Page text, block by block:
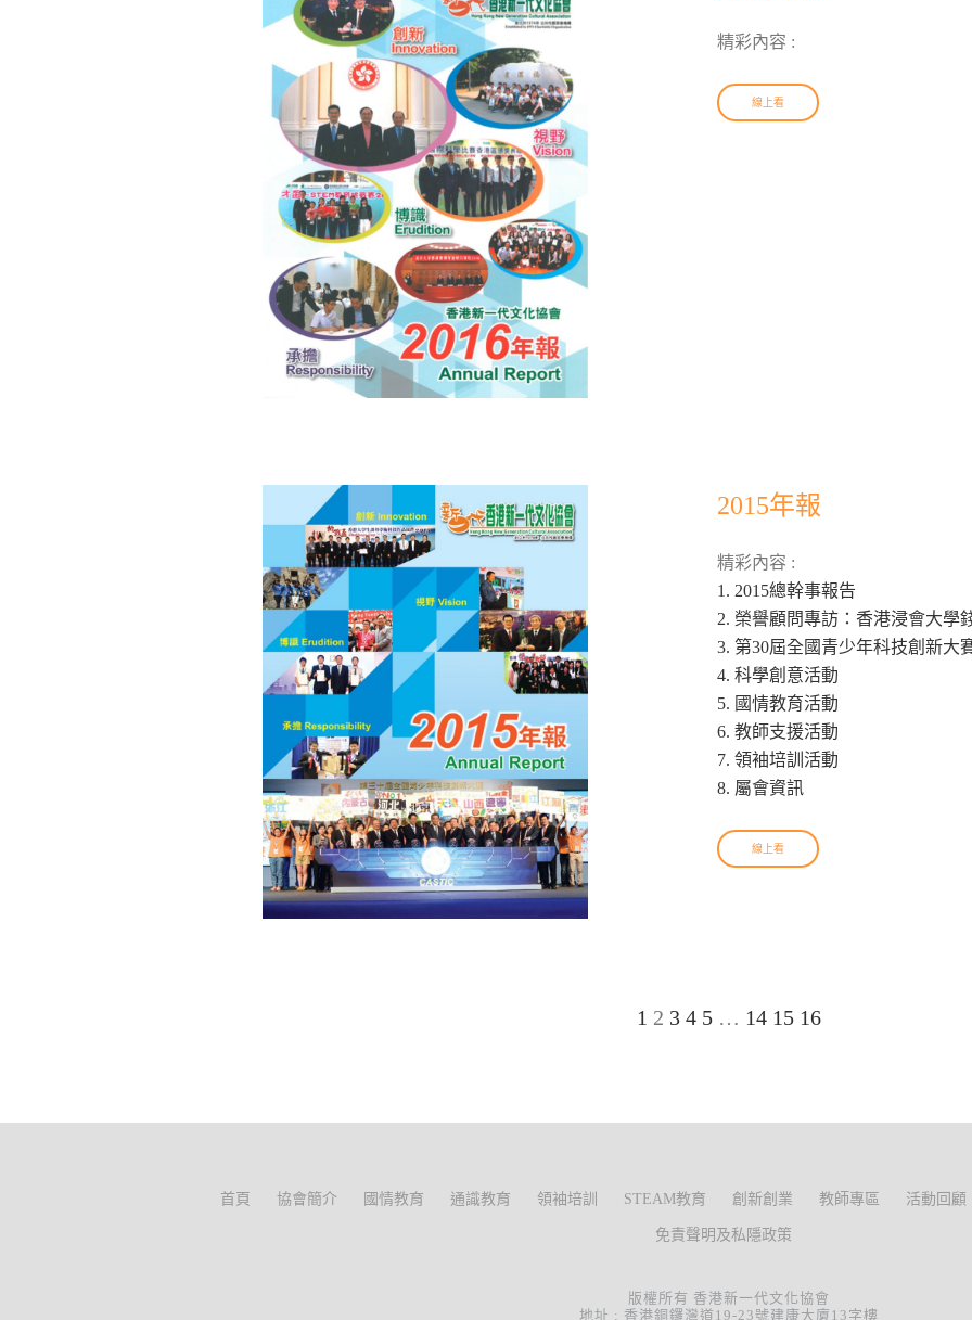
精彩內容 :
線上看
2015年報
精彩內容 :
1. 2015總幹事報告
2. 榮譽顧問專訪：香港浸會大學
3. 第30屆全國青少年科技創新大
4. 科學創意活動
5. 國情教育活動
6. 教師支援活動
7. 領袖培訓活動
8. 屬會資訊
線上看
1 2 3 4 5 … 14 15 16
首頁 協會簡介 國情教育 通識教育 領袖培訓 STEAM教育 創新創業 教師專區 活動回顧
免責聲明及私隱政策
版權所有 香港新一代文化協會
地址 : 香港銅鑼灣道19-23號建康大廈13字樓